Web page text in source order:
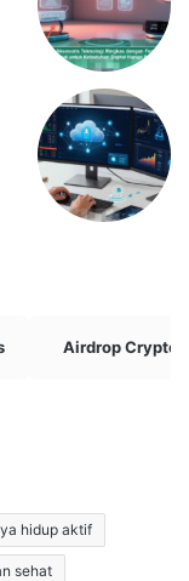
Airdrop Crypto
hidup aktif
sehat